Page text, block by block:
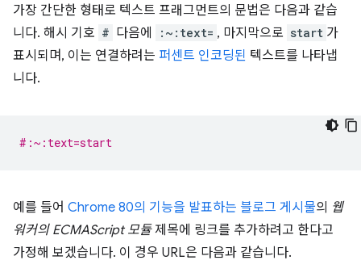
가장 간단한 형태로 텍스트 프래그먼트의 문법은 다음과 같습
니다. 해시 기호 # 다음에 :~:text= , 마지막으로 start 가
표시되며, 이는 연결하려는 퍼센트 인코딩된 텍스트를 나타냅
니다.
#:~:text=start
예를 들어 Chrome 80의 기능을 발표하는 블로그 게시물의 웹
워커의 ECMAScript 모듈제목에 링크를 추가하려고 한다고
가정해 보겠습니다. 이 경우 URL은 다음과 같습니다.